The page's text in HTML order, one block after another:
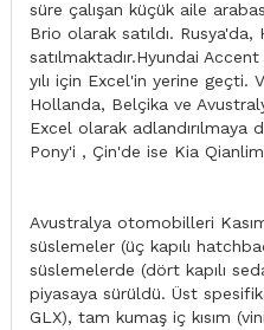
süre çalışan küçük aile
Brio olarak satıldı.
satılmaktadır.Hyundai
yılı için Excel'in yerine geçti.
Hollanda, Belçika ve
Excel olarak adlandırılmaya
Pony'i , Çin'de ise Kia
Avustralya otomobilleri
süslemeler (üç kapılı
süslemelerde (dört kapılı
piyasaya sürüldü. Üst
GLX), tam kumaş iç kısım